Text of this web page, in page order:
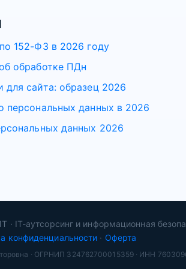
152-ФЗ в 2026 году
обработке ПДн
для сайта: образец 2026
персональных данных в 2026
данных 2026
IT-аутсорсинг и информационная
конфиденциальности · Оферта
· ОГРНИП 324762700015359 · ИНН